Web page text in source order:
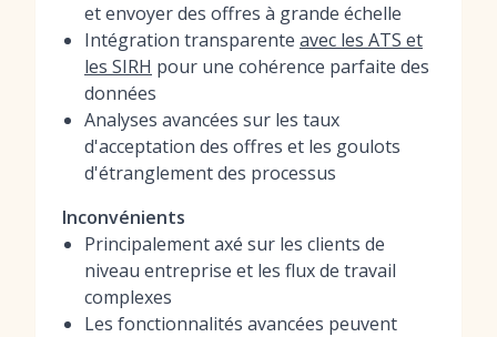
et envoyer des offres à grande échelle
Intégration transparente avec les ATS et
les SIRH pour une cohérence parfaite des
données
Analyses avancées sur les taux
d'acceptation des offres et les goulots
d'étranglement des processus
Inconvénients
Principalement axé sur les clients de
niveau entreprise et les flux de travail
complexes
Les fonctionnalités avancées peuvent